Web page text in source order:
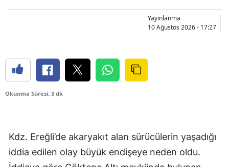
Yayınlanma
10 Ağustos 2026 - 17:27